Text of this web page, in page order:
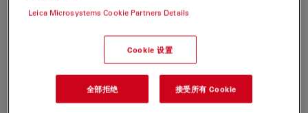
Jul 27, 2026 PDF, 2 MB
DOWNLOAD
Leica SFL100-7000-Brochure es
Jul 27, 2026 PDF, 2 MB
Leica Microsystems Cookie Partners Details
Cookie 设置
全部拒绝 接受所有 Cookie